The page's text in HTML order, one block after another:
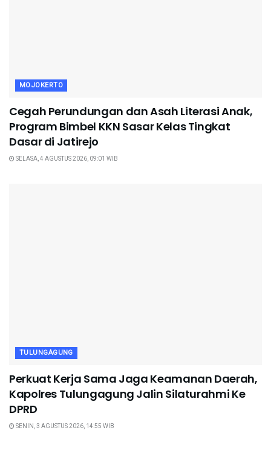
MOJOKERTO
Cegah Perundungan dan Asah Literasi Anak,
Program Bimbel KKN Sasar Kelas Tingkat
Dasar di Jatirejo
SELASA, 4 AGUSTUS 2026, 09:01 WIB
TULUNGAGUNG
Perkuat Kerja Sama Jaga Keamanan Daerah,
Kapolres Tulungagung Jalin Silaturahmi Ke
DPRD
SENIN, 3 AGUSTUS 2026, 14:55 WIB